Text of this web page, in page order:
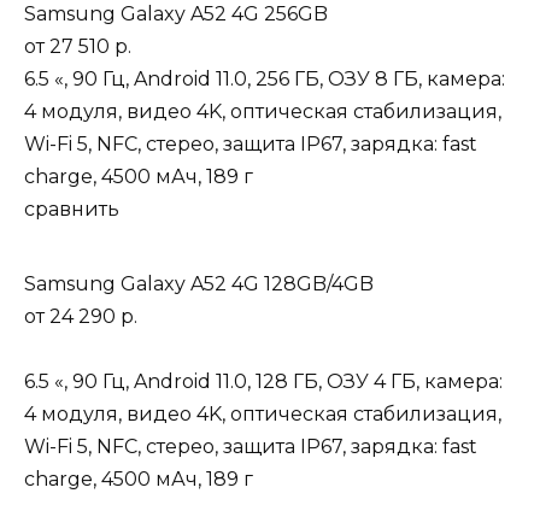
Samsung Galaxy A52 4G 256GB
от27 510 р.
6.5 «, 90 Гц, Android 11.0, 256 ГБ, ОЗУ 8 ГБ, камера:
4 модуля, видео 4K, оптическая стабилизация,
Wi-Fi 5, NFC, стерео, защита IP67, зарядка: fast
charge, 4500 мАч, 189 г
сравнить
Samsung Galaxy A52 4G 128GB/4GB
от24 290 р.
6.5 «, 90 Гц, Android 11.0, 128 ГБ, ОЗУ 4 ГБ, камера:
4 модуля, видео 4K, оптическая стабилизация,
Wi-Fi 5, NFC, стерео, защита IP67, зарядка: fast
charge, 4500 мАч, 189 г